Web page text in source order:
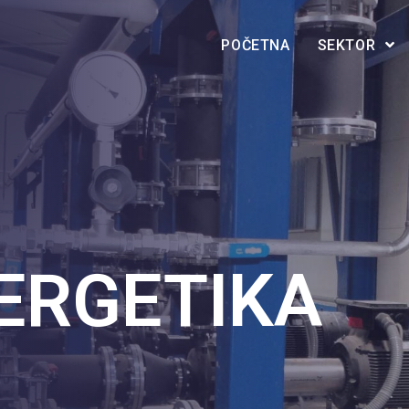
POČETNA SEKTOR